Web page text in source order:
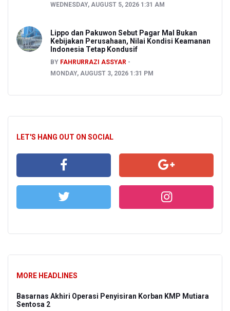
WEDNESDAY, AUGUST 5, 2026 1:31 AM
Lippo dan Pakuwon Sebut Pagar Mal Bukan
Kebijakan Perusahaan, Nilai Kondisi Keamanan
Indonesia Tetap Kondusif
BY FAHRURRAZI ASSYAR
MONDAY, AUGUST 3, 2026 1:31 PM
LET'S HANG OUT ON SOCIAL
MORE HEADLINES
Basarnas Akhiri Operasi Penyisiran Korban KMP Mutiara
Sentosa 2